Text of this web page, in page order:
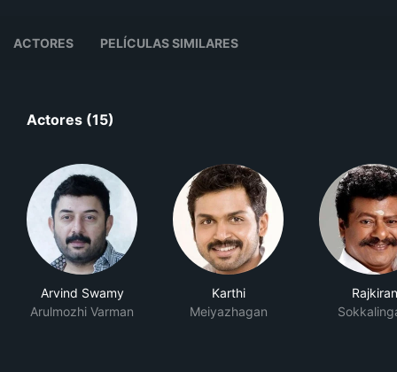
ACTORES PELÍCULAS SIMILARES
Actores (15)
Arvind Swamy
Arulmozhi Varman
Karthi
Meiyazhagan
Rajkiran